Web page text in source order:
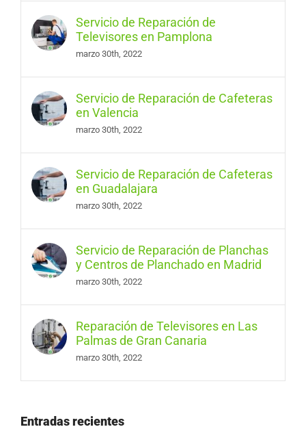
Servicio de Reparación de
Televisores en Pamplona
marzo 30th, 2022
Servicio de Reparación de Cafeteras
en Valencia
marzo 30th, 2022
Servicio de Reparación de Cafeteras
en Guadalajara
marzo 30th, 2022
Servicio de Reparación de Planchas
y Centros de Planchado en Madrid
marzo 30th, 2022
Reparación de Televisores en Las
Palmas de Gran Canaria
marzo 30th, 2022
Entradas recientes